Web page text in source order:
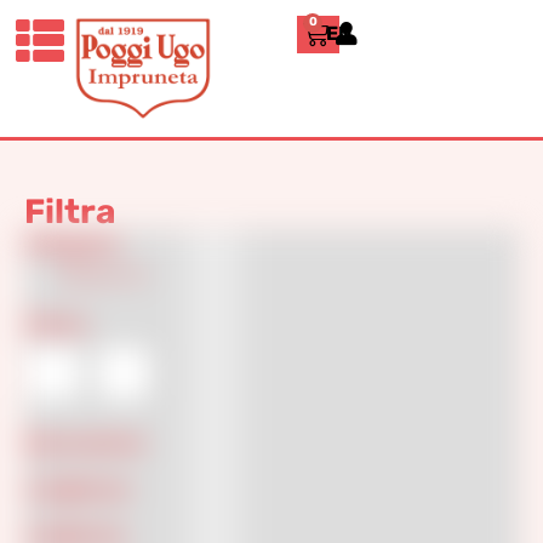
0 ENGLISH
vaso decorativo
vaso decorativo
Filtra